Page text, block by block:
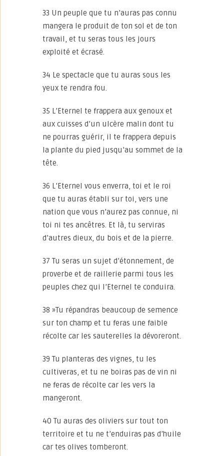
33 Un peuple que tu n’auras pas connu
mangera le produit de ton sol et de ton
travail, et tu seras tous les jours
exploité et écrasé.
34 Le spectacle que tu auras sous les
yeux te rendra fou.
35 L’Eternel te frappera aux genoux et
aux cuisses d’un ulcère malin dont tu
ne pourras guérir, il te frappera depuis
la plante du pied jusqu’au sommet de la
tête.
36 L’Eternel vous enverra, toi et le roi
que tu auras établi sur toi, vers une
nation que vous n’aurez pas connue, ni
toi ni tes ancêtres. Et là, tu serviras
d’autres dieux, du bois et de la pierre.
37 Tu seras un sujet d’étonnement, de
proverbe et de raillerie parmi tous les
peuples chez qui l’Eternel te conduira.
38 »Tu répandras beaucoup de semence
sur ton champ et tu feras une faible
récolte car les sauterelles la dévoreront.
39 Tu planteras des vignes, tu les
cultiveras, et tu ne boiras pas de vin ni
ne feras de récolte car les vers la
mangeront.
40 Tu auras des oliviers sur tout ton
territoire et tu ne t’enduiras pas d’huile
car tes olives tomberont.